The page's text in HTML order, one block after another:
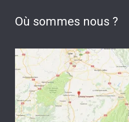
Où sommes nous ?